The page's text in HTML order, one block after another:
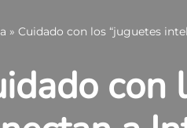
» Cuidado con los “juguetes
con